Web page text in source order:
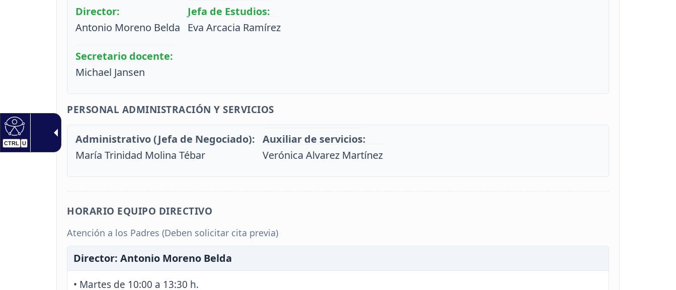
CTRL U
Director:
Antonio Moreno Belda
Jefa de Estudios:
Eva Arcacia Ramírez
Secretario docente:
Michael Jansen
PERSONAL ADMINISTRACIÓN Y SERVICIOS
Administrativo (Jefa de Negociado):
María Trinidad Molina Tébar
Auxiliar de servicios:
Verónica Alvarez Martínez
HORARIO EQUIPO DIRECTIVO
Atención a los Padres (Deben solicitar cita previa)
Director: Antonio Moreno Belda
• Martes de 10:00 a 13:30 h.